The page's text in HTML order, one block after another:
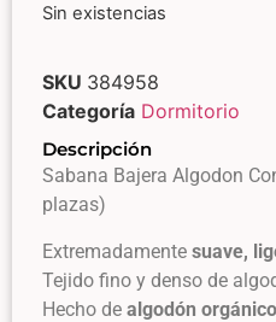
Sin existencias
SKU 384958
Categoría Dormitorio
Descripción
Sabana Bajera Algodon
plazas)
Extremadamente suave,
Tejido fino y denso de
Hecho de algodón orgánico